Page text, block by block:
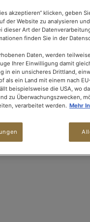
akzeptieren“ klicken, geben
der Website zu analysieren
dieser Art der
finden Sie in der
Daten, werden
Ihrer Einwilligung damit
in ein unsicheres Drittland,
als ein Land mit einem nach
beispielsweise die USA, wo
zu Überwachungszwecken,
verarbeitet werden. Mehr